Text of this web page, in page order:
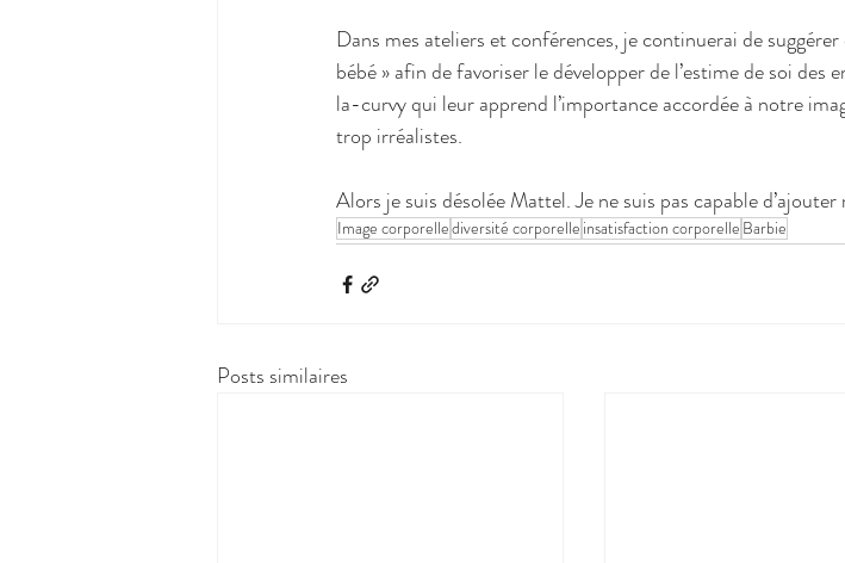
Dans mes ateliers et conférences, je continuerai de
bébé » afin de favoriser le développer de l’estime de soi
la-curvy qui leur apprend l’importance accordée à notre
trop irréalistes.
Alors je suis désolée Mattel. Je ne suis pas capable
Image corporellediversité corporelle insatisfaction corporelle Barbie
Posts similaires